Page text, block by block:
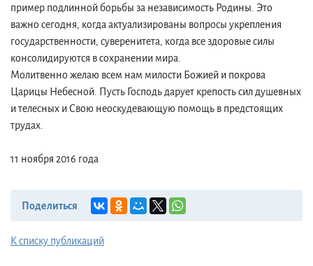
пример подлинной борьбы за независимость Родины. Это
важно сегодня, когда актуализированы вопросы укрепления
государственности, суверенитета, когда все здоровые силы
консолидируются в сохранении мира.
Молитвенно желаю всем нам милости Божией и покрова
Царицы Небесной. Пусть Господь дарует крепость сил душевных
и телесных и Свою неоскудевающую помощь в предстоящих
трудах.
11 ноября 2016 года
Поделиться
К списку публикаций